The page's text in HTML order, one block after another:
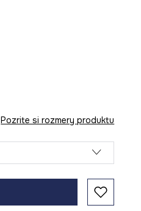
Pozrite si rozmery produktu